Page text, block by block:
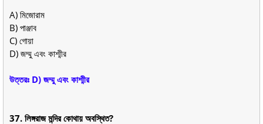
A) মিজোরাম
B) পাঞ্জাব
C) গোয়া
D) জম্মু এবং কাশ্মীর
উত্তরঃ D) জম্মু এবং কাশ্মীর
37. লিঙ্গরাজ মন্দির কোথায় অবস্থিত?